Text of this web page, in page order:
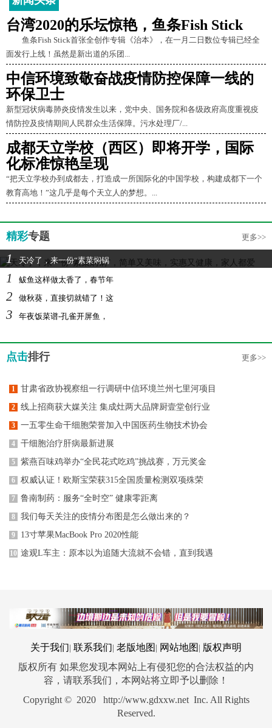
台湾2020的乐坛惊艳，鱼条Fish Stick
鱼条Fish Stick首张全创作专辑《治本》，在一月二日数位专辑已经全
面发行上线！虽然是新出道的乐团...
中信环境致敬奋战疫情防控保障一线的
环保卫士
新型冠状病毒肺炎疫情发生以来，党中央、国务院和各级政府高度重视疫
情防控及疫情期间人民群众生活保障。污水处理厂/...
成都天立学校（西区）即将开学，国际
化标准惊艳呈现
“把天立学校办到成都去，打造成一所国际化的中国学校，构建成都下一个
教育高地！”这几乎是每个天立人的梦想。...
精彩专题 更多>>
1 天冷了，来一份“素菜焖锅
1 鲅鱼这样做太香了，春节年
2 做秋葵，直接切就错了！这
3 年夜饭菜谱-孔雀开屏鱼，
点击排行 更多>>
1 甘肃省政协视察组一行调研中信环境兰州七里河项目
2 线上招商获大媒关注 集成灶两大品牌厨壹堂创行业
3 一五零生命干细胞荣誉加入中国医药生物技术协会
4 干细胞治疗肝病最新进展
5 紫燕百味鸡举办“全民花式吃鸡”挑战赛，万元奖金
6 权威认证！欧斯宝荣获315全国质量检测双项殊荣
7 鲁南制药：服务“全时空” 健康零距离
8 我们每天关注的疫情分布图是怎么做出来的？
9 13寸苹果MacBook Pro 2020性能
10 途观L车主：原本以为追随大流就不会错，直到我遇
关于我们 联系我们 老版地图 网站地图
版权声明
版权所有 如果您发现本网站上有侵犯您的合法权益的内
容，请联系我们，本网站将立即予以删除！
Copyright © 2020 http://www.gdxxw.net Inc. All Rights
Reserved.